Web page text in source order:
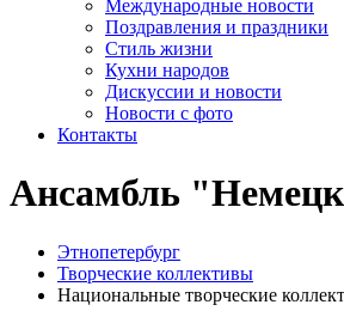
Международные новости
Поздравления и праздники
Cтиль жизни
Кухни народов
Дискуссии и новости
Новости с фото
Контакты
Ансамбль
Этнопетербург
Творческие коллективы
Национальные творческие